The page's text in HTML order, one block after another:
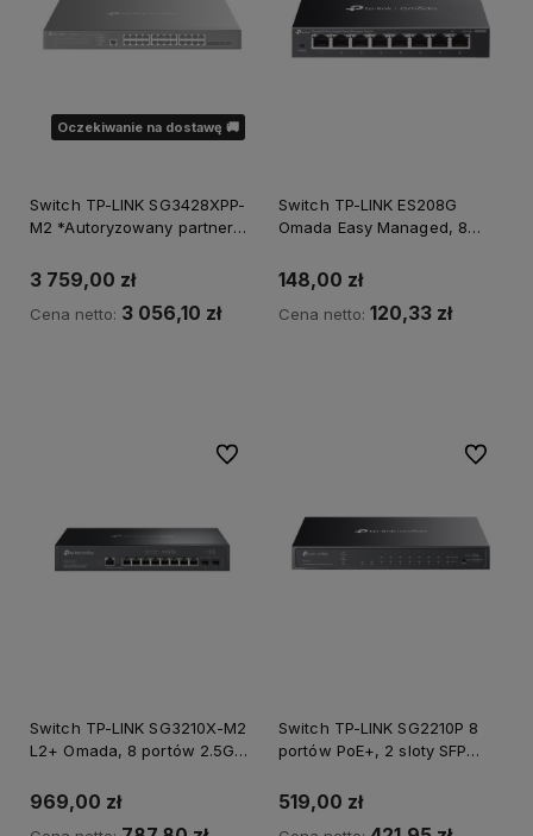
Oczekiwanie na dostawę 🚚
Switch TP-LINK SG3428XPP-
M2 *Autoryzowany partner
3 759,00 zł
Cena netto: 3 056,10 zł
Switch TP-LINK ES208G
Omada Easy Managed, 8
*Autoryzowany partner TP-
LINK*
148,00 zł
Cena netto: 120,33 zł
Switch TP-LINK SG3210X-M2
L2+ Omada, 8 portów 2.5G
LINK*
969,00 zł
Do ulubionych
Switch TP-LINK SG2210P 8
portów PoE+, 2 sloty SFP
LINK*
519,00 zł
Do